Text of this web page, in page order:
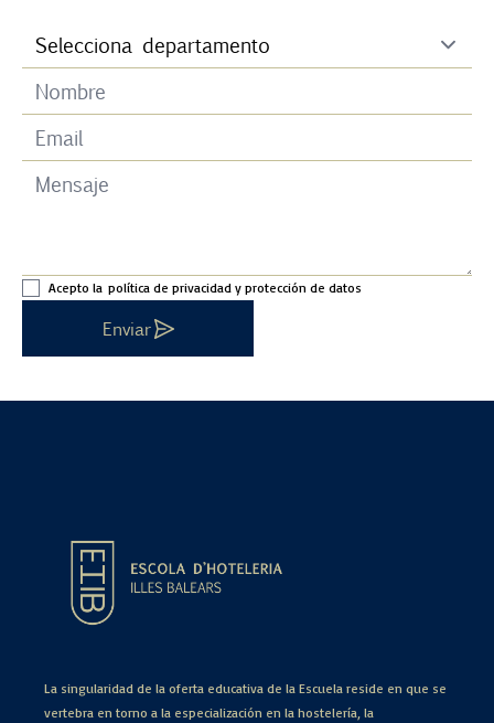
Acepto la política de privacidad y protección de datos
Enviar
La singularidad de la oferta educativa de la Escuela reside en que se
vertebra en torno a la especialización en la hostelería, la